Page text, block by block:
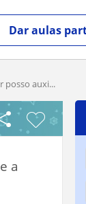
Dar aulas
posso auxi...
a